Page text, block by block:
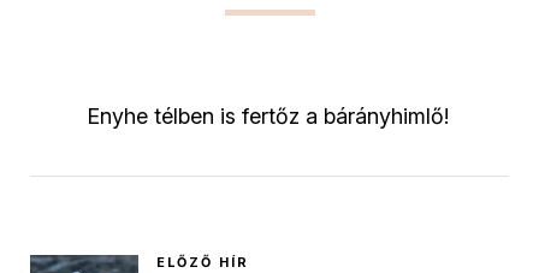
Enyhe télben is fertőz a bárányhimlő!
ELŐZŐ HÍR